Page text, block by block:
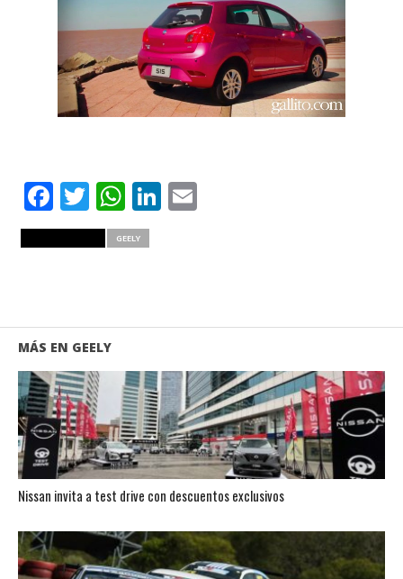
Facebook
Twitter
WhatsApp
LinkedIn
Email
GEELY
MÁS EN GEELY
Nissan invita a test drive con descuentos exclusivos